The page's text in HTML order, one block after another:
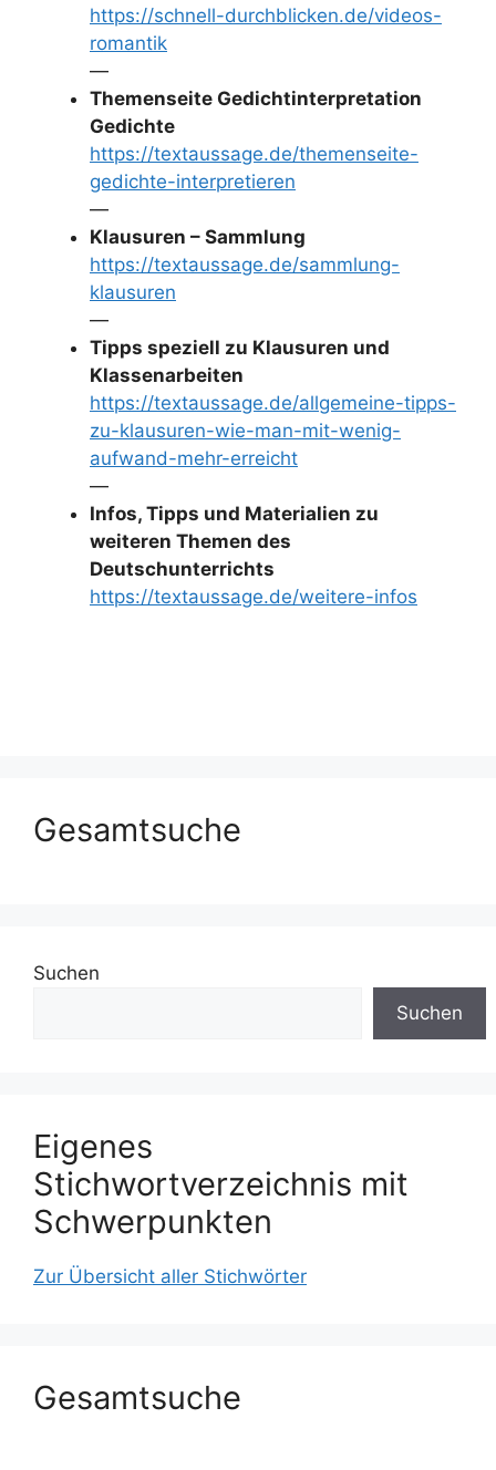
https://schnell-durchblicken.de/videos-
romantik
—
Themenseite Gedichtinterpretation
Gedichte
https://textaussage.de/themenseite-
gedichte-interpretieren
—
Klausuren – Sammlung
https://textaussage.de/sammlung-
klausuren
—
Tipps speziell zu Klausuren und
Klassenarbeiten
https://textaussage.de/allgemeine-tipps-
zu-klausuren-wie-man-mit-wenig-
aufwand-mehr-erreicht
—
Infos, Tipps und Materialien zu
weiteren Themen des
Deutschunterrichts
https://textaussage.de/weitere-infos
Gesamtsuche
Suchen
Suchen
Eigenes
Stichwortverzeichnis mit
Schwerpunkten
Zur Übersicht aller Stichwörter
Gesamtsuche